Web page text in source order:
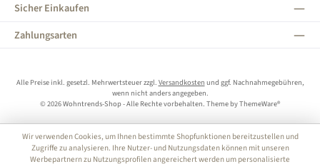
Sicher Einkaufen
Zahlungsarten
Alle Preise inkl. gesetzl. Mehrwertsteuer zzgl. Versandkosten und ggf. Nachnahmegebühren,
wenn nicht anders angegeben.
© 2026 Wohntrends-Shop - Alle Rechte vorbehalten. Theme byThemeWare®
Wir verwenden Cookies, um Ihnen bestimmte Shopfunktionen bereitzustellen und
Zugriffe zu analysieren. Ihre Nutzer- und Nutzungsdaten können mit unseren
Werbepartnern zu Nutzungsprofilen angereichert werden um personalisierte